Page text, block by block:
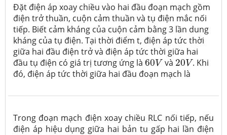
Đặt điện áp xoay chiều vào hai đầu đoạn mạch gồm
điện trở thuần, cuộn cảm thuần và tụ điện mắc nối
tiếp. Biết cảm kháng của cuộn cảm bằng 3 lần dung
kháng của tụ điện. Tại thời điểm t, điện áp tức thời
giữa hai đầu điện trở và điện áp tức thời giữa hai
đầu tụ điện có giá trị tương ứng là 60V
60Vvà 20V
20V. Khi
đó, điện áp tức thời giữa hai đầu đoạn mạch là
Trong đoạn mạch điện xoay chiều RLC nối tiếp, nếu
điện áp hiệu dụng giữa hai bản tu gấp hai lần điện